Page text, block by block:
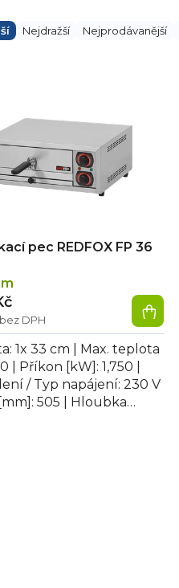
Nejdražší Nejprodávanější
pec REDFOX FP 36
DPH
1x 33 cm | Max. teplota
| Příkon [kW]: 1,750 |
/ Typ napájení: 230 V
[mm]: 505 | Hloubka